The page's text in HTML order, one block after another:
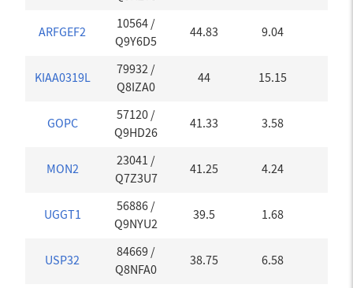
ARFGEF2
10564 /
Q9Y6D5
44.83 9.04
KIAA0319L
79932 /
Q8IZA0
44 15.15
GOPC
57120 /
Q9HD26
41.33 3.58
MON2
23041 /
Q7Z3U7
41.25 4.24
UGGT1
56886 /
Q9NYU2
39.5 1.68
USP32
84669 /
Q8NFA0
38.75 6.58